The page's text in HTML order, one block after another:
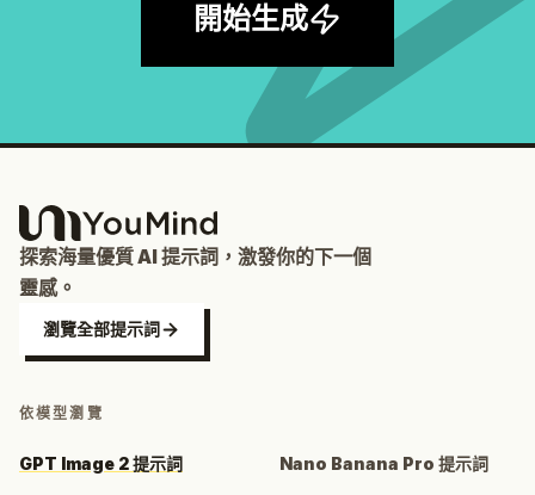
開始生成
探索海量優質 AI 提示詞，激發你的下一個
靈感。
瀏覽全部提示詞
依模型瀏覽
GPT Image 2 提示詞 Nano Banana Pro 提示詞